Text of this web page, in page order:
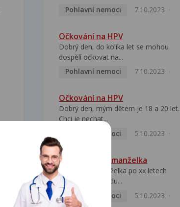
Pohlavní nemoci
7.10.2023
Očkování na HPV
Dobrý den, do kolika let se mohou
dospělí očkovat na...
Pohlavní nemoci
7.10.2023
Očkování na HPV
Dobrý den, mým dětem je 18 a 20 let.
Chci je nechat...
Pohlavní nemoci
5.10.2023
HPV pozitivní manželka
Dobrý den, manželka po xx letech
přivezla z Východu...
Pohlavní nemoci
5.10.2023